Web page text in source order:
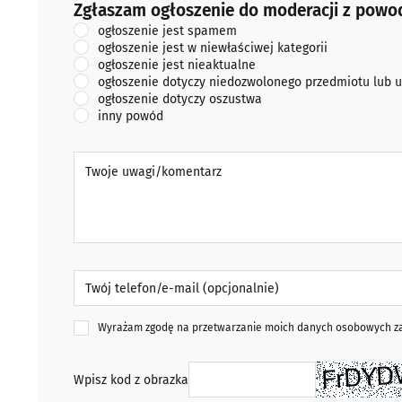
Zgłaszam ogłoszenie do moderacji z powodu:
Zgłaszam ogłoszenie do moderacji z
ogłoszenie jest spamem
ogłoszenie jest w niewłaściwej kategorii
ogłoszenie jest nieaktualne
ogłoszenie dotyczy niedozwolonego przedmiotu lub
ogłoszenie dotyczy oszustwa
inny powód
Wyrażam zgodę na przetwarzanie moich danych osobowych
Wpisz kod z obrazka